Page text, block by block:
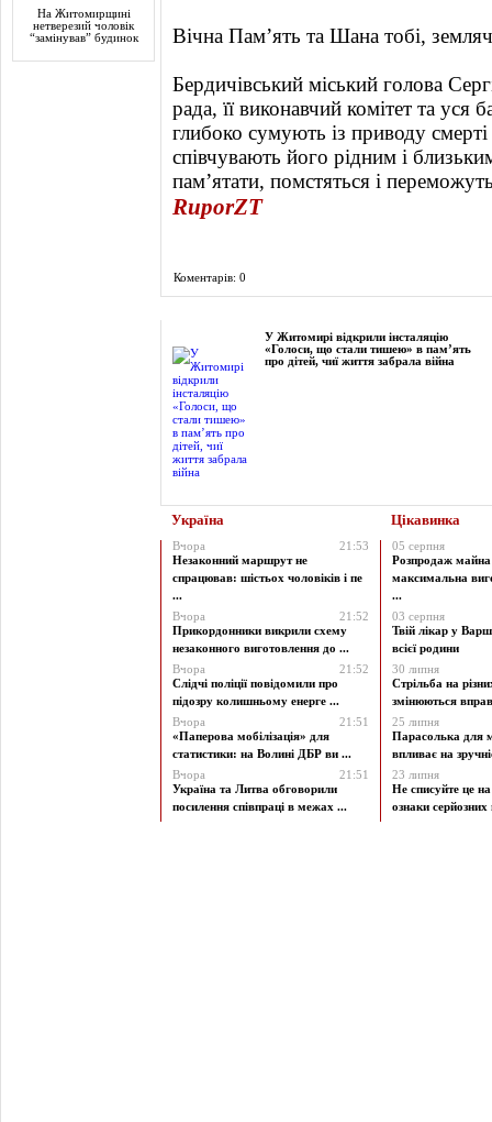
На Житомирщині
нетверезий чоловік
“замінував” будинок
Вічна Пам’ять та Шана тобі,
Бердичівський міський голова
рада, її виконавчий комітет та уся
глибоко сумують із приводу
співчувають його рідним і
пам’ятати, помстяться і
RuporZT
Коментарів: 0
У Житомирі відкрили інсталяцію
«Голоси, що стали тишею» в пам’ять
про дітей, чиї життя забрала війна
Україна Цікавинка
Вчора
21:53
Незаконний маршрут не
спрацював: шістьох чоловіків і пе
...
Вчора
21:52
Прикордонники викрили схему
незаконного виготовлення до ...
Вчора
21:52
Слідчі поліції повідомили про
підозру колишньому енерге ...
Вчора
21:51
«Паперова мобілізація» для
статистики: на Волині ДБР ви ...
Вчора
21:51
Україна та Литва обговорили
посилення співпраці в межах ...
05 серпня
Розпродаж майна
максимальна
...
03 серпня
Твій лікар у
всієї родини
30 липня
Стрільба на
змінюються
25 липня
Парасолька для
впливає на
23 липня
Не списуйте це
ознаки